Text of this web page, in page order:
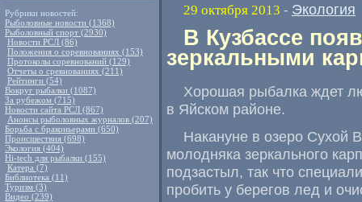
Рубрики новостей:
Рыболовные новости (1368)
Рыболовный спорт (2930)
Новости РСЛ (86)
Положения о соревнованиях (153)
Протоколы соревнований (129)
Отчеты о сревнованиях (211)
Рейтинги (54)
Вокруг рыбалки (1087)
За рубежом (715)
Новости сайта РСЛ (867)
Анонсы рыболовных журналов (207)
Борьба с браконьерами (650)
Происшествия (698)
Экология (404)
Hi-tech для рыбалки (155)
Катера (7)
Библиотека (11)
Туризм (3)
Видео (239)
29 октября 2013 - Экология
В Кузбассе
зеркальными
Хорошая рыбалка ждет
в Яйском районе.
Накануне в озеро Сухой
молодняка зеркального
подзастыл, так что
пробить у берегов лед и